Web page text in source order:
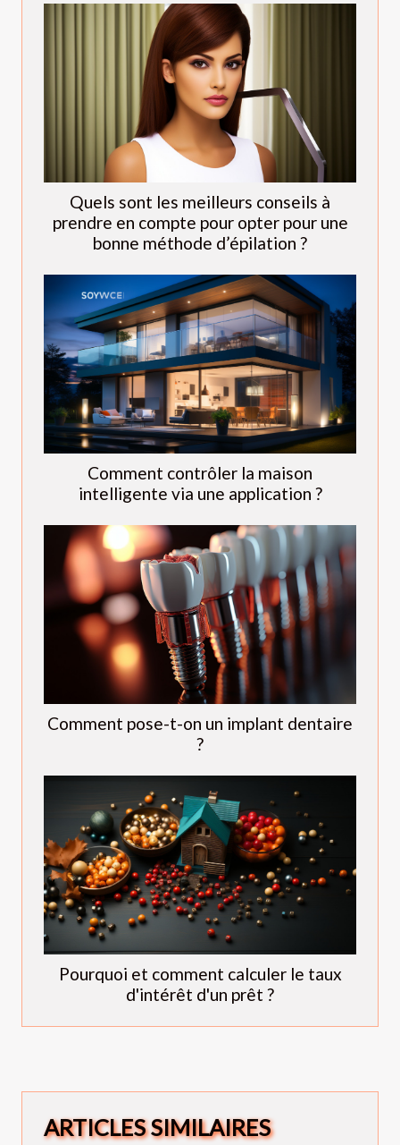
Quels sont les meilleurs conseils à
prendre en compte pour opter pour une
bonne méthode d’épilation ?
Comment contrôler la maison
intelligente via une application ?
Comment pose-t-on un implant dentaire
?
Pourquoi et comment calculer le taux
d'intérêt d'un prêt ?
ARTICLES SIMILAIRES